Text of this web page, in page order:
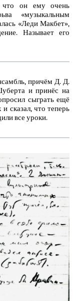
что он ему очень
«музыкальным
«Леди Макбет»,
Называет его
причём Д. Д.
и принёс на
сыграть ещё
сказал, что теперь
все уроки.